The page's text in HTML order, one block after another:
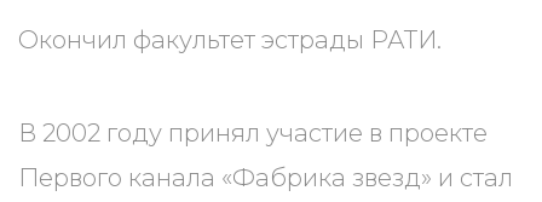
Окончил факультет эстрады РАТИ.
В 2002 году принял участие в проекте
Первого канала «Фабрика звезд» и стал